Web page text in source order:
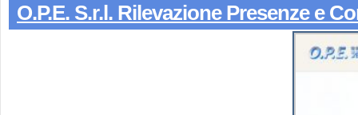
O.P.E. S.r.l. Rilevazione Presenze e